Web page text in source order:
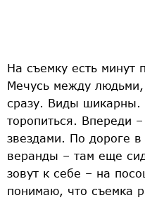
На съемку есть минут
Мечусь между людьми,
сразу. Виды
торопиться. Впереди
звездами. По дороге
веранды – там еще
зовут к себе – на
понимаю, что съемка